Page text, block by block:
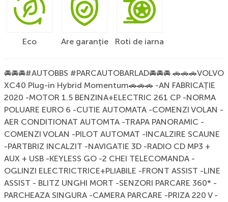
Eco Are garanție Roti de iarna
🚘🚘🚘#AUTOBBS #PARCAUTOBARLAD🚘🚘🚘 🚗🚗🚗VOLVO
XC40 Plug-in Hybrid Momentum🚗🚗🚗 -AN FABRICAȚIE
2020 -MOTOR 1.5 BENZINA+ELECTRIC 261 CP -NORMA
POLUARE EURO 6 -CUTIE AUTOMATA -COMENZI VOLAN -
AER CONDITIONAT AUTOMTA -TRAPA PANORAMIC -
COMENZI VOLAN -PILOT AUTOMAT -INCALZIRE SCAUNE
-PARTBRIZ INCALZIT -NAVIGATIE 3D -RADIO CD MP3 +
AUX + USB -KEYLESS GO -2 CHEI TELECOMANDA -
OGLINZI ELECTRICTRICE+PLIABILE -FRONT ASSIST -LINE
ASSIST - BLITZ UNGHI MORT -SENZORI PARCARE 360* -
PARCHEAZA SINGURA -CAMERA PARCARE -PRIZA 220 V -